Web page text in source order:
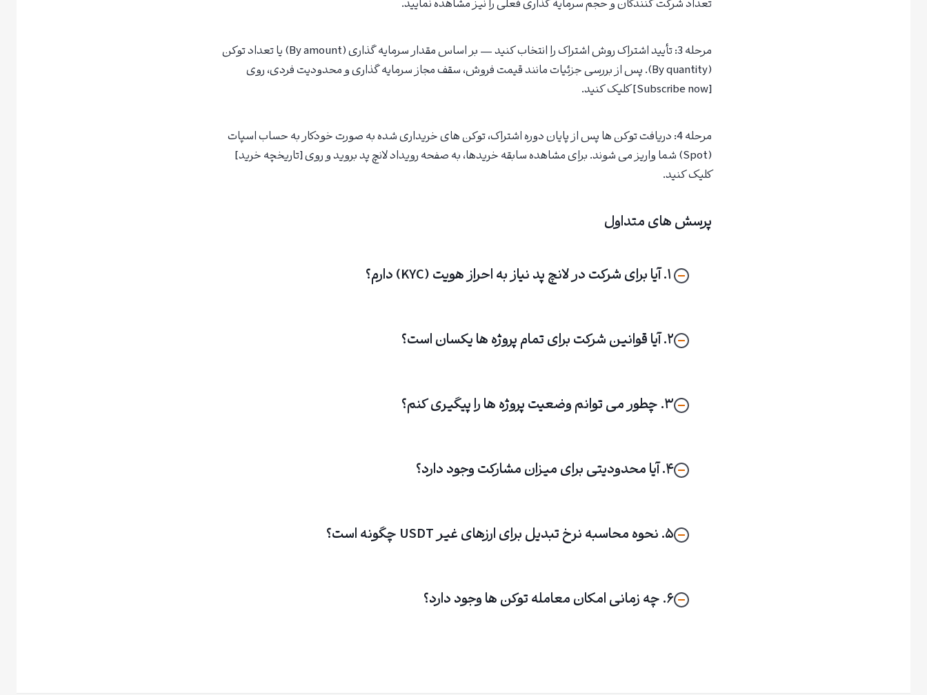
تعداد شرکت کنندگان و حجم سرمایه گذاری فعلی را نیز مشاهده نمایید.
مرحله 3: تأیید اشتراک روش اشتراک را انتخاب کنید — بر اساس مقدار سرمایه گذاری (By amount) یا تعداد توکن
(By quantity). پس از بررسی جزئیات مانند قیمت فروش، سقف مجاز سرمایه گذاری و محدودیت فردی، روی
[Subscribe now] کلیک کنید.
مرحله 4: دریافت توکن ها پس از پایان دوره اشتراک، توکن های خریداری شده به صورت خودکار به حساب اسپات
(Spot) شما واریز می شوند. برای مشاهده سابقه خریدها، به صفحه رویداد لانچ پد بروید و روی [تاریخچه خرید]
کلیک کنید.
پرسش های متداول
۲. آیا قوانین شرکت برای تمام پروژه ها یکسان است؟
۳. چطور می توانم وضعیت پروژه ها را پیگیری کنم؟
۴. آیا محدودیتی برای میزان مشارکت وجود دارد؟
۵. نحوه محاسبه نرخ تبدیل برای ارزهای غیر USDT چگونه است؟
۶. چه زمانی امکان معامله توکن ها وجود دارد؟